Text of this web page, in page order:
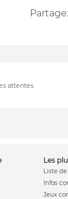
attentes
les
Liste
Infos
Jeux